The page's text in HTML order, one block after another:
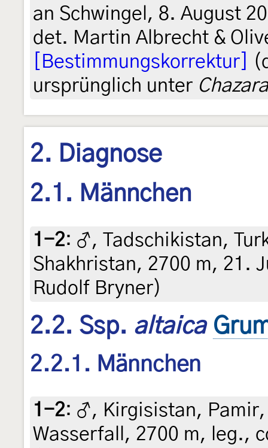
an Schwingel, 8. August
det. Martin Albrecht &
[Bestimmungskorrektur]
ursprünglich unter
2. Diagnose
2.1. Männchen
1-2: ♂, Tadschikistan,
Shakhristan, 2700 m, 21.
Rudolf Bryner)
2.2. Ssp. altaica
2.2.1. Männchen
1-2: ♂, Kirgisistan, Pamir,
Wasserfall, 2700 m, leg.,